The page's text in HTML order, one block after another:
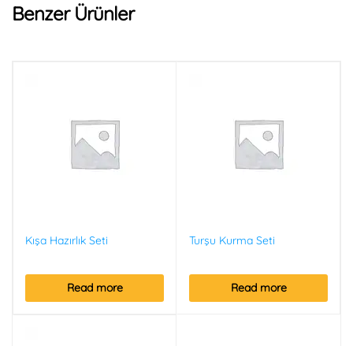
Benzer Ürünler
Kışa Hazırlık Seti
Read more
Turşu Kurma Seti
Read more